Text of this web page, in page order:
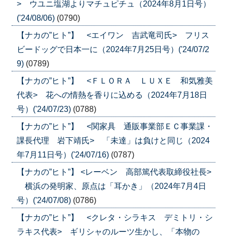
> ウユニ塩湖よりマチュピチュ（2024年8月1日号）
('24/08/06) (0790)
【ナカの”ヒト”】 <エイワン 吉武竜司氏> フリス
ビードッグで日本一に（2024年7月25日号）('24/07/2
9) (0789)
【ナカの”ヒト”】 <ＦＬＯＲＡ ＬＵＸＥ 和気雅美
代表> 花への情熱を香りに込める（2024年7月18日
号）('24/07/23) (0788)
【ナカの”ヒト”】 <関家具 通販事業部ＥＣ事業課・
課長代理 岩下靖氏> 「未達」は負けと同じ（2024
年7月11日号）('24/07/16) (0787)
【ナカの”ヒト”】 <レーベン 高部篤代表取締役社長>
横浜の発明家、原点は「耳かき」（2024年7月4日
号）('24/07/08) (0786)
【ナカの”ヒト”】 <クレタ・シラキス デミトリ・シ
ラキス代表> ギリシャのルーツ生かし、「本物の